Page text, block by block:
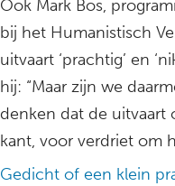
Ook Mark Bos,
bij het Humanistisch
uitvaart ‘prachtig’ en
hij: “Maar zijn we
denken dat de uitvaart
kant, voor verdriet om
Gedicht of een klein